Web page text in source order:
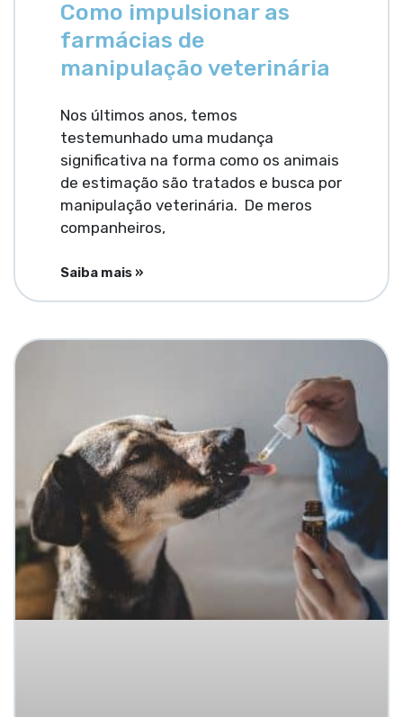
Como impulsionar as
farmácias de
manipulação veterinária
Nos últimos anos, temos
testemunhado uma mudança
significativa na forma como os animais
de estimação são tratados e busca por
manipulação veterinária. De meros
companheiros,
Saiba mais »